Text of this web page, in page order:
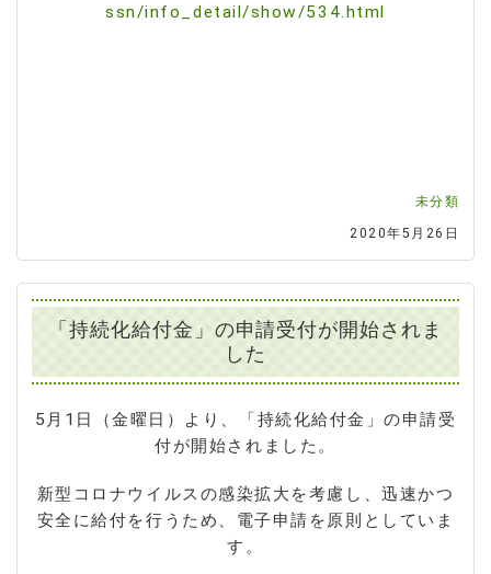
ssn/info_detail/show/534.html
未分類
2020年5月26日
「持続化給付金」の申請受付が開始されま
した
5月1日（金曜日）より、「持続化給付金」の申請受
付が開始されました。
新型コロナウイルスの感染拡大を考慮し、迅速かつ
安全に給付を行うため、電子申請を原則としていま
す。